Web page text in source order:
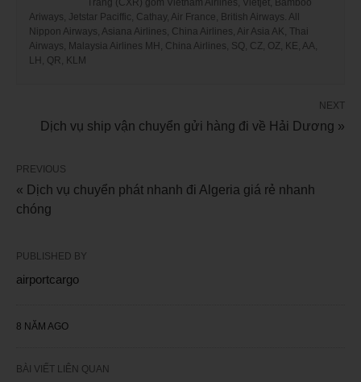
Ariways, Jetstar Paciffic, Cathay, Air France, British Airways. All
Nippon Airways, Asiana Airlines, China Airlines, Air Asia AK, Thai
Airways, Malaysia Airlines MH, China Airlines, SQ, CZ, OZ, KE, AA,
LH, QR, KLM
NEXT
Dịch vụ ship vận chuyển gửi hàng đi về Hải Dương »
PREVIOUS
« Dịch vụ chuyển phát nhanh đi Algeria giá rẻ nhanh
chóng
PUBLISHED BY
airportcargo
8 NĂM AGO
BÀI VIẾT LIÊN QUAN